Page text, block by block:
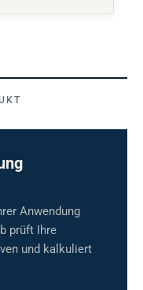
Anwendung
prüft Ihre
und kalkuliert